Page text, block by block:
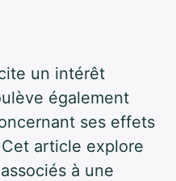
un intérêt
également
ses effets
article explore
à une